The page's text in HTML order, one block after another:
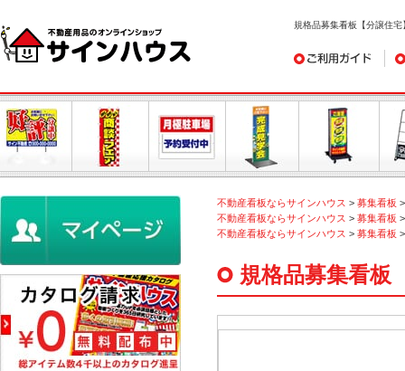
規格品募集看板【分譲住宅
ご利用ガイド デ
不動産看板ならサインハウス > 募集看板
不動産看板ならサインハウス > 募集看板
不動産看板ならサインハウス > 募集看板
規格品募集看板